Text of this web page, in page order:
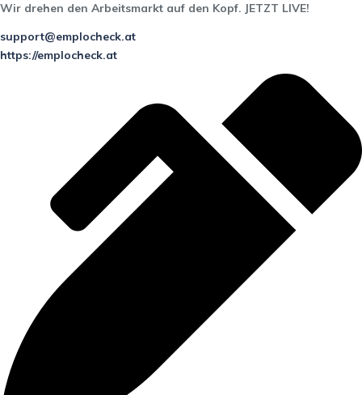
Wir drehen den Arbeitsmarkt auf den Kopf. JETZT LIVE!
support@emplocheck.at
https://emplocheck.at